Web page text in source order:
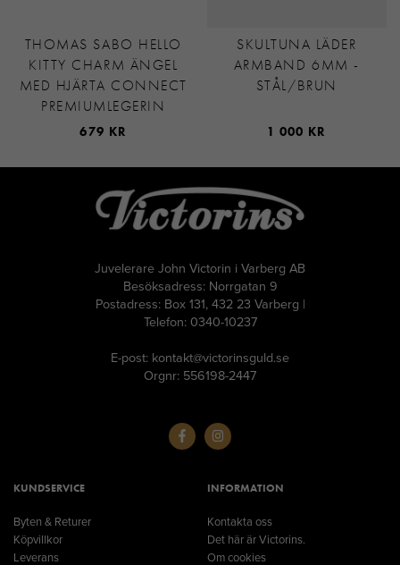
THOMAS SABO HELLO
KITTY CHARM ÄNGEL
MED HJÄRTA CONNECT
PREMIUMLEGERIN
679 KR
SKULTUNA LÄDER
ARMBAND 6MM -
STÅL/BRUN
1 000 KR
Juvelerare John Victorin i Varberg AB
Besöksadress: Norrgatan 9
Postadress: Box 131, 432 23 Varberg |
Telefon: 0340-10237
E-post: kontakt@victorinsguld.se
Orgnr: 556198-2447
KUNDSERVICE
Byten & Returer
Köpvillkor
Leverans
INFORMATION
Kontakta oss
Det här är Victorins.
Om cookies